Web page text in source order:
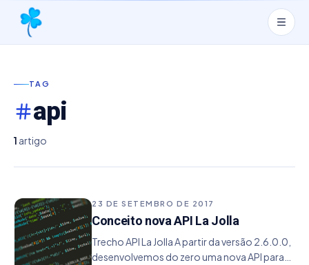
TAG
api
1 artigo
23 DE SETEMBRO DE 2017
Conceito nova API La Jolla
Trecho API La Jolla A partir da versão 2.6.0.0,
desenvolvemos do zero uma nova API para